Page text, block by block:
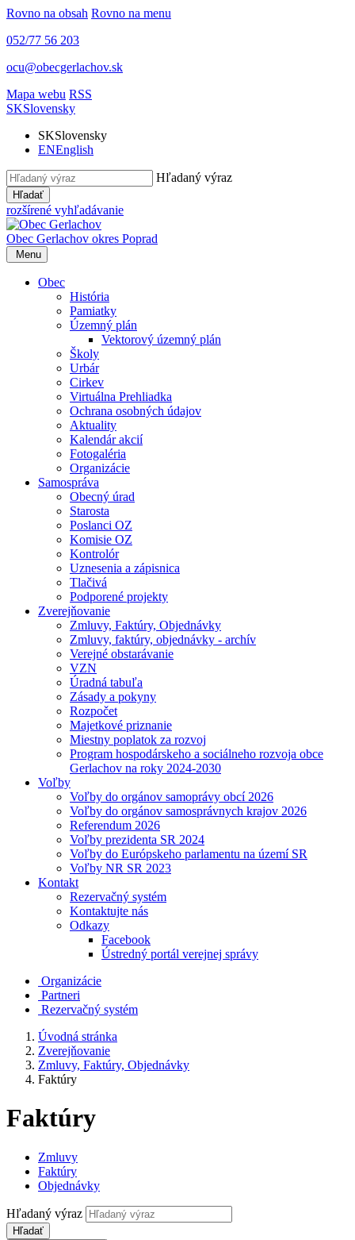
Rovno na obsah Rovno na menu
052/77 56 203
ocu@obecgerlachov.sk
Mapa webu RSS
SKSlovensky
SKSlovensky
ENEnglish
Hľadaný výraz
Hľadať
rozšírené vyhľadávanie
Obec Gerlachov okres Poprad
Menu
Obec
História
Pamiatky
Územný plán
Vektorový územný plán
Školy
Urbár
Cirkev
Virtuálna Prehliadka
Ochrana osobných údajov
Aktuality
Kalendár akcií
Fotogaléria
Organizácie
Samospráva
Obecný úrad
Starosta
Poslanci OZ
Komisie OZ
Kontrolór
Uznesenia a zápisnica
Tlačivá
Podporené projekty
Zverejňovanie
Zmluvy, Faktúry, Objednávky
Zmluvy, faktúry, objednávky - archív
Verejné obstarávanie
VZN
Úradná tabuľa
Zásady a pokyny
Rozpočet
Majetkové priznanie
Miestny poplatok za rozvoj
Program hospodárskeho a sociálneho rozvoja obce
Gerlachov na roky 2024-2030
Voľby
Voľby do orgánov samoprávy obcí 2026
Voľby do orgánov samosprávnych krajov 2026
Referendum 2026
Voľby prezidenta SR 2024
Voľby do Európskeho parlamentu na území SR
Voľby NR SR 2023
Kontakt
Rezervačný systém
Kontaktujte nás
Odkazy
Facebook
Ústredný portál verejnej správy
Organizácie
Partneri
Rezervačný systém
Úvodná stránka
Zverejňovanie
Zmluvy, Faktúry, Objednávky
Faktúry
Faktúry
Zmluvy
Faktúry
Objednávky
Hľadaný výraz
Hľadať